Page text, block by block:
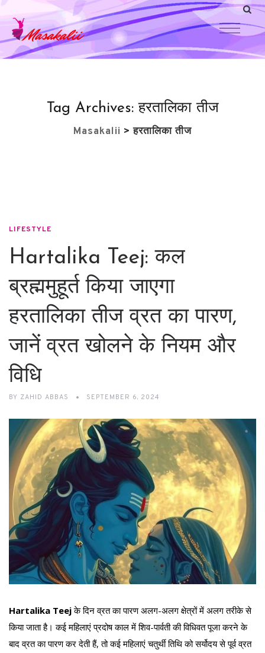
Tag Archives:हरतालिका तीज
Masakalii >हरतालिका तीज
LIFESTYLE
Hartalika Teej: कल
ब्रह्ममुहूर्त किया जाएगा
हरतालिका तीज व्रत का पारण,
जानें व्रत खोलने के नियम और
विधि
BY ZAHID ABBAS SEPTEMBER 6, 2024
Hartalika Teejके दिन व्रत का पारण अलग-अलग क्षेत्रों में अलग तरीके से
किया जाता है। कई महिलाएं प्रदोष काल में शिव-पार्वती की विधिवत पूजा करने के
बाद व्रत का पारण कर देती हैं, तो कई महिलाएं चतुर्थी तिथि को सर्योदय से पूर्व व्रत